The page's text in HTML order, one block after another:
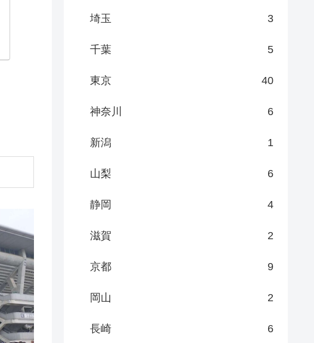
埼玉 3
千葉 5
東京 40
神奈川 6
新潟 1
山梨 6
静岡 4
滋賀 2
京都 9
岡山 2
長崎 6